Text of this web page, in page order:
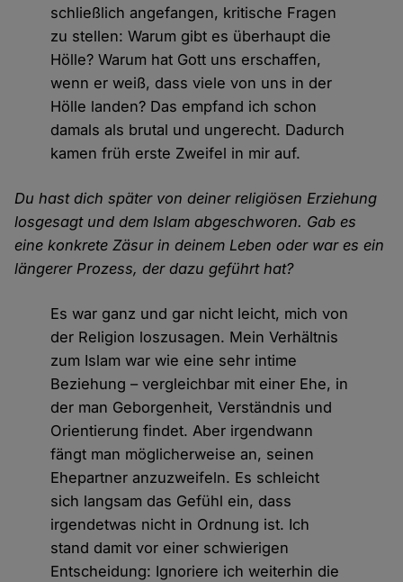
schließlich angefangen, kritische Fragen
zu stellen: Warum gibt es überhaupt die
Hölle? Warum hat Gott uns erschaffen,
wenn er weiß, dass viele von uns in der
Hölle landen? Das empfand ich schon
damals als brutal und ungerecht. Dadurch
kamen früh erste Zweifel in mir auf.
Du hast dich später von deiner religiösen Erziehung
losgesagt und dem Islam abgeschworen. Gab es
eine konkrete Zäsur in deinem Leben oder war es ein
längerer Prozess, der dazu geführt hat?
Es war ganz und gar nicht leicht, mich von
der Religion loszusagen. Mein Verhältnis
zum Islam war wie eine sehr intime
Beziehung – vergleichbar mit einer Ehe, in
der man Geborgenheit, Verständnis und
Orientierung findet. Aber irgendwann
fängt man möglicherweise an, seinen
Ehepartner anzuzweifeln. Es schleicht
sich langsam das Gefühl ein, dass
irgendetwas nicht in Ordnung ist. Ich
stand damit vor einer schwierigen
Entscheidung: Ignoriere ich weiterhin die